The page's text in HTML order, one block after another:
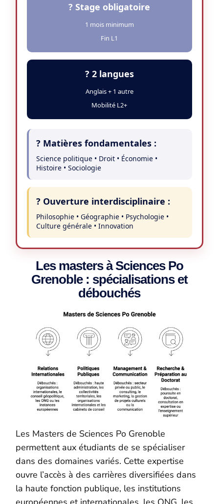
? Stage obligatoire
1 mois minimum
Fin L1
? 2 langues
Anglais + 1 autre
Mobilité L2+
? Matières fondamentales :
Science politique • Droit • Économie •
Histoire • Sociologie
? Ouverture interdisciplinaire :
Philosophie • Géographie • Psychologie •
Culture générale • Innovation
Les masters à Sciences Po
Grenoble : spécialisations et
débouchés
Les Masters de Sciences Po Grenoble
permettent aux étudiants de se spécialiser
dans des domaines variés. Cette expertise
ouvre l’accès à des carrières diversifiées dans
la haute fonction publique, les institutions